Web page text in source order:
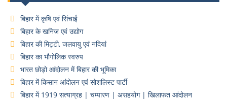
बिहार में कृषि एवं सिंचाई
बिहार के खनिज एवं उद्योग
बिहार की मिट्टी, जलवायु एवं नदियां
बिहार का भौगोलिक स्वरुप
भारत छोड़ो आंदोलन में बिहार की भूमिका
बिहार में किसान आंदोलन एवं सोशलिस्ट पार्टी
बिहार में 1919 सत्याग्रह | चम्पारण | असहयोग | खिलाफत आंदोलन